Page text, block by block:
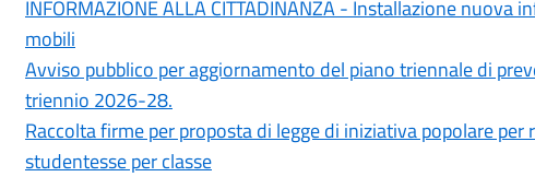
INFORMAZIONE ALLA CITTADINANZA - Installazione
mobili
Avviso pubblico per aggiornamento del piano triennale di
triennio 2026-28.
Raccolta firme per proposta di legge di iniziativa popolare
studentesse per classe